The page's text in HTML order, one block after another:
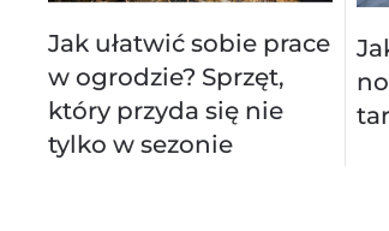
Jak ułatwić sobie prace
w ogrodzie? Sprzęt,
który przyda się nie
tylko w sezonie